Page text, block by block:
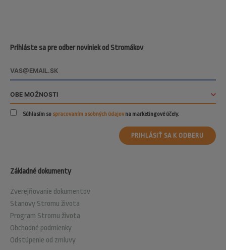
Základné dokumenty
Zverejňovanie dokumentov
Stanovy Stromu života
Program Stromu života
Obchodné podmienky
Odstúpenie od zmluvy
Prihláste sa pre odber noviniek od Stromákov
Súhlasím so spracovaním osobných údajovna marketingové účely.
PRIHLÁSIŤ SA K ODBERU